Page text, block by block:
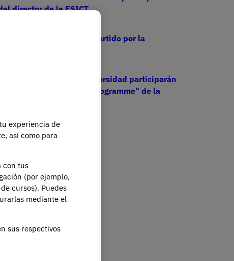
director de la ESICT
Seminario Académico impartido por la
Estudiantes de UNIE Universidad participarán
en "Economics Summer Programme" de la
experiencia de
así como para
con tus
(por ejemplo,
cursos). Puedes
mediante el
sus respectivos